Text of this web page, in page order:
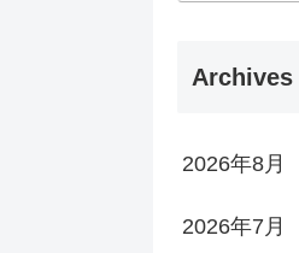
Archives
2026年8月
2026年7月